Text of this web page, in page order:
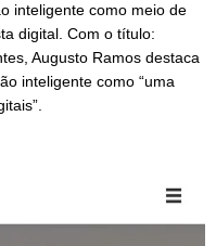
inteligente como meio de
digital. Com o título:
Augusto Ramos destaca
inteligente como “uma